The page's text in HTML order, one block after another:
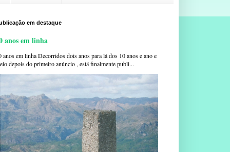
em destaque
anos em linha
anos em linha Decorridos dois anos para lá dos 10 anos e ano e
depois do primeiro anúncio , está finalmente publi...